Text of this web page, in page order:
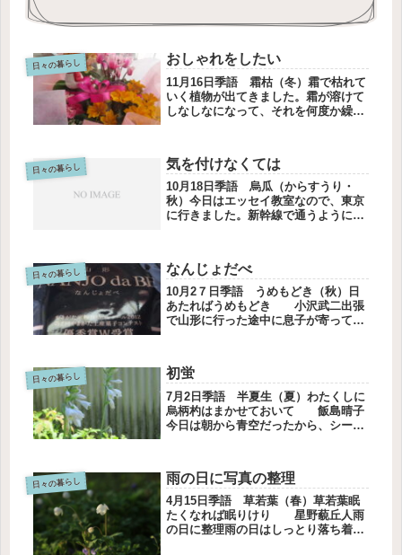
日々の暮らし おしゃれをしたい
11月16日季語 霜枯（冬）霜で枯れて
いく植物が出てきました。霜が溶けて
しなしなになって、それを何度か繰り
たれにジャケットを掛けることありま
すよね。大切なジャケットの形をそ...
日々の暮らし 気を付けなくては
10月18日季語 烏瓜（からすうり・
秋）今日はエッセイ教室なので、東京
に行きました。新幹線で通うようにな
ネットバンキング銀行まで車で行か
な...
日々の暮らし なんじょだべ
10月2７日季語 うめもどき（秋）日
あたればうめもどき 小沢武二出張
で山形に行った途中に息子が寄ってく
お土産にお菓子NANJO da BE を
買って来てくれました。なん...
日々の暮らし 初蛍
7月2日季語 半夏生（夏）わたくしに
烏柄杓はまかせておいて 飯島晴子
今日は朝から青空だったから、シーツ
じます。夏掛けも洗いました。次の花
のために松明草の花をハサミで切り
ま...
日々の暮らし 雨の日に写真の整理
4月15日季語 草若葉（春）草若葉眠
たくなれば眠りけり 星野藐丘人雨
の日に整理雨の日はしっとり落ち着い